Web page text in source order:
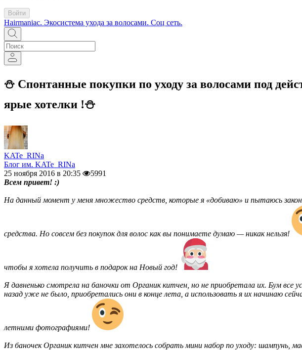
Войти
Hairmaniac. Экосистема ухода за волосами. Соц сеть.
⛄ Спонтанные покупки по уходу за волосами под
ярые хотелки !⛄
KATe_RINa
Блог им. KATe_RINa
25 ноября 2016 в 20:35
5991
Всем привет! :)
На данный момент у меня множество средств, которые я «добиваю» и пытаюсь
средства. Но совсем без покупок для волос как вы понимаете думаю — никак нельзя!
чтобы я хотела получить в подарок на Новый год!
Я давненько смотрела на баночки от Органик китчен, но не приобретала их. Бум все
назад уже не было, приобретались они в конце лета, а использовать я их начинаю
летними фотографиями!
Из баночек Органик китчен мне захотелось собрать мини набор по уходу: шампунь,